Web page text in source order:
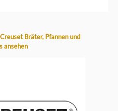
Bräter, Pfannen und
ansehen